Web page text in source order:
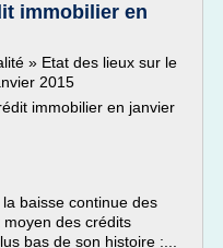
immobilier en
» Etat des lieux sur le
2015
immobilier en janvier
baisse continue des
des crédits
bas de son histoire :...